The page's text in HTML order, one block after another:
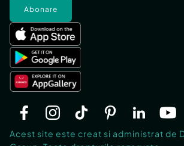
Abonare
Acest site este creat si administrat de